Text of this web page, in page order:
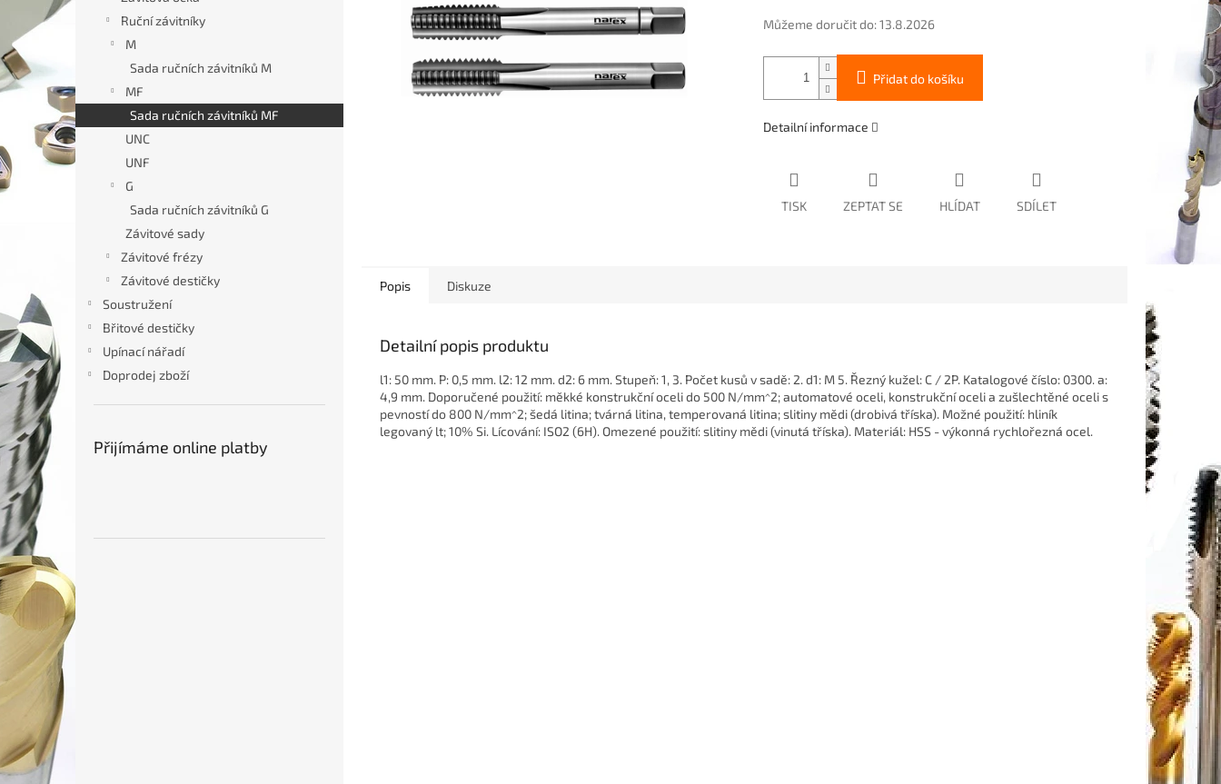
Ruční závitníky
M
Sada ručních závitníků M
MF
Sada ručních závitníků MF
UNC
UNF
G
Sada ručních závitníků G
Závitové sady
Závitové frézy
Závitové destičky
Soustružení
Břitové destičky
Upínací nářadí
Doprodej zboží
Přijímáme online platby
hvězdiček.
Můžeme doručit do: 13.8.2026
Přidat do košíku
Detailní informace
TISK ZEPTAT SE HLÍDAT SDÍLET
Popis Diskuze
Detailní popis produktu
l1: 50 mm. P: 0,5 mm. l2: 12 mm. d2: 6 mm. Stupeň: 1, 3. Počet kusů v sadě: 2. d1: M 5. Řezný kužel: C / 2P. Katalogové číslo: 0300. a:
4,9 mm. Doporučené použití: měkké konstrukční oceli do 500 N/mm^2; automatové oceli, konstrukční oceli a zušlechtěné oceli s
pevností do 800 N/mm^2; šedá litina; tvárná litina, temperovaná litina; slitiny mědi (drobivá tříska). Možné použití: hliník
legovaný lt; 10% Si. Lícování: ISO2 (6H). Omezené použití: slitiny mědi (vinutá tříska). Materiál: HSS - výkonná rychlořezná ocel.